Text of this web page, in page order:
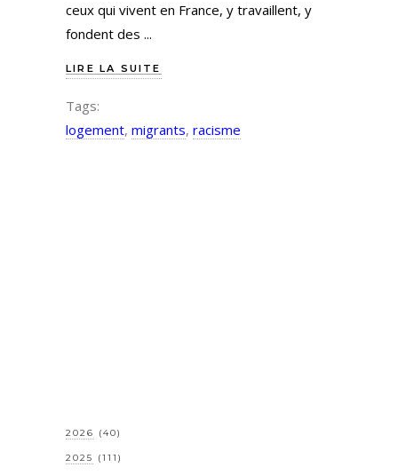
ceux qui vivent en France, y travaillent, y
fondent des
LIRE LA SUITE
Tags:
logement, migrants, racisme
2026 (40)
2025 (111)